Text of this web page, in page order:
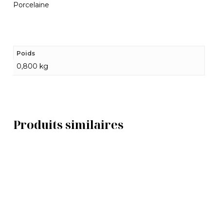
Porcelaine
Poids
0,800 kg
Produits similaires